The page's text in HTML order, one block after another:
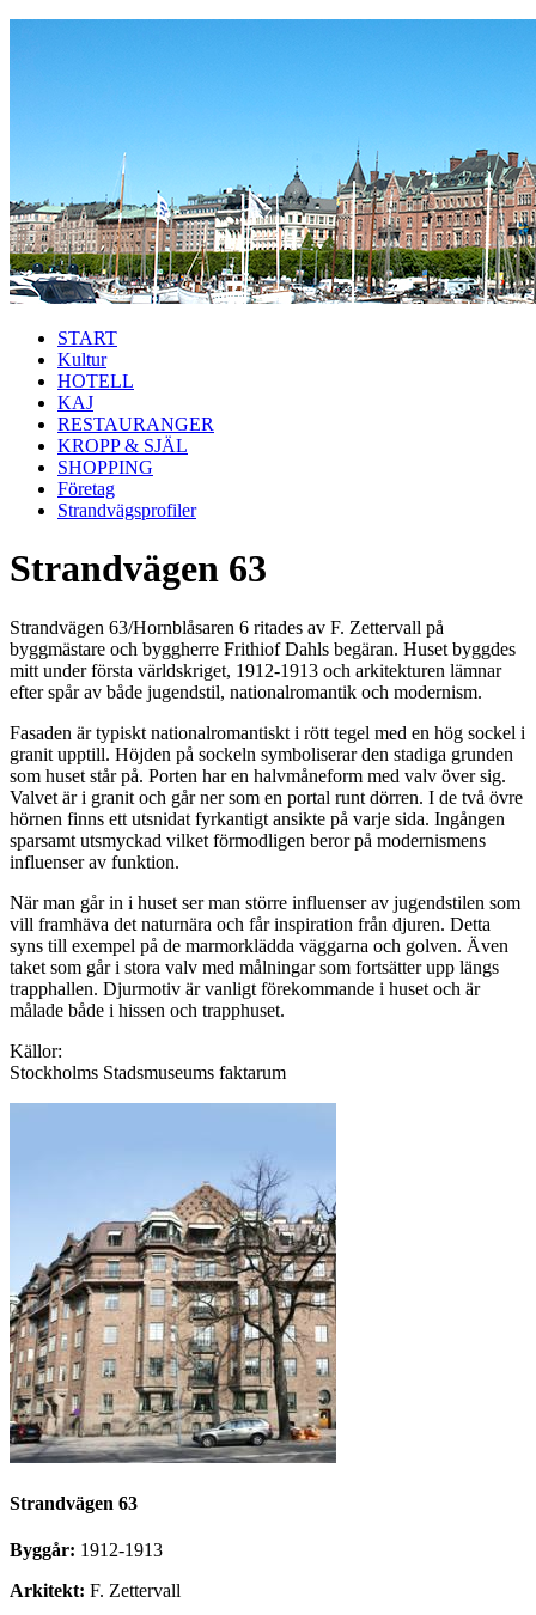
START
Kultur
HOTELL
KAJ
RESTAURANGER
KROPP & SJÄL
SHOPPING
Företag
Strandvägsprofiler
Strandvägen 63
Strandvägen 63/Hornblåsaren 6 ritades av F. Zettervall på
byggmästare och byggherre Frithiof Dahls begäran. Huset byggdes
mitt under första världskriget, 1912-1913 och arkitekturen lämnar
efter spår av både jugendstil, nationalromantik och modernism.
Fasaden är typiskt nationalromantiskt i rött tegel med en hög sockel i
granit upptill. Höjden på sockeln symboliserar den stadiga grunden
som huset står på. Porten har en halvmåneform med valv över sig.
Valvet är i granit och går ner som en portal runt dörren. I de två övre
hörnen finns ett utsnidat fyrkantigt ansikte på varje sida. Ingången
sparsamt utsmyckad vilket förmodligen beror på modernismens
influenser av funktion.
När man går in i huset ser man större influenser av jugendstilen som
vill framhäva det naturnära och får inspiration från djuren. Detta
syns till exempel på de marmorklädda väggarna och golven. Även
taket som går i stora valv med målningar som fortsätter upp längs
trapphallen. Djurmotiv är vanligt förekommande i huset och är
målade både i hissen och trapphuset.
Källor:
Stockholms Stadsmuseums faktarum
Strandvägen 63
Byggår: 1912-1913
Arkitekt: F. Zettervall